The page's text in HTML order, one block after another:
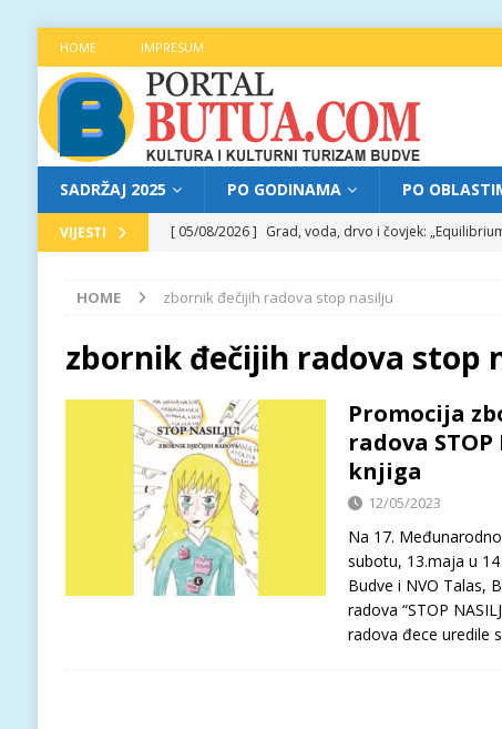
HOME IMPRESUM
SADRŽAJ 2025 PO GODINAMA PO
VIJESTI [ 05/08/2026 ] Grad, voda, drvo i čovjek:
[ 04/08/2026 ] Poziv za prijave za učešće na trećem
[ 04/08/2026 ] Jitka Hosprova i Andrija Jovović
[ 05/08/2026 ]
Najava programa XL festivala „Grad
HOME zbornik đečijih radova stop nasilju
zbornik đečijih radova stop
Promocija
radova STOP
knjiga
12/05/2023
Na 17.
subotu, 13.maja u
Budve i NVO Talas,
radova “STOP
radova đece uredile